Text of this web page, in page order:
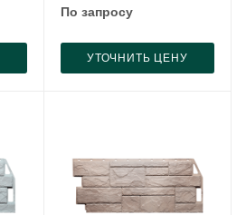
По запросу
УТОЧНИТЬ ЦЕНУ